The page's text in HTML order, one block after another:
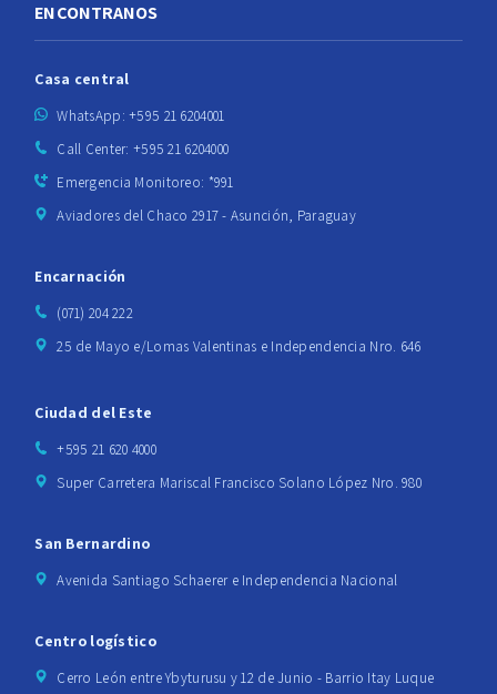
ENCONTRANOS
Casa central
WhatsApp: +595 21 6204001
Call Center: +595 21 6204000
Emergencia Monitoreo: *991
Aviadores del Chaco 2917 - Asunción, Paraguay
Encarnación
(071) 204 222
25 de Mayo e/Lomas Valentinas e Independencia Nro. 646
Ciudad del Este
+595 21 620 4000
Super Carretera Mariscal Francisco Solano López Nro. 980
San Bernardino
Avenida Santiago Schaerer e Independencia Nacional
Centro logístico
Cerro León entre Ybyturusu y 12 de Junio - Barrio Itay Luque